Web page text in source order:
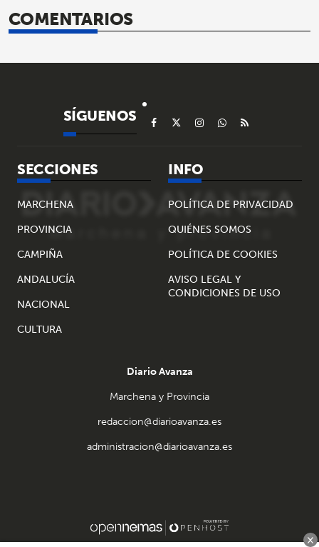
COMENTARIOS
SÍGUENOS
SECCIONES
MARCHENA
PROVINCIA
CAMPIÑA
ANDALUCÍA
NACIONAL
CULTURA
INFO
POLÍTICA DE PRIVACIDAD
QUIÉNES SOMOS
POLÍTICA DE COOKIES
AVISO LEGAL Y
CONDICIONES DE USO
Diario Avanza
Marchena y Provincia
redaccion@diarioavanza.es
administracion@diarioavanza.es
×